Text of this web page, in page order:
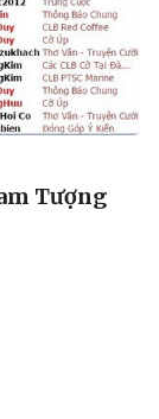
Tượng